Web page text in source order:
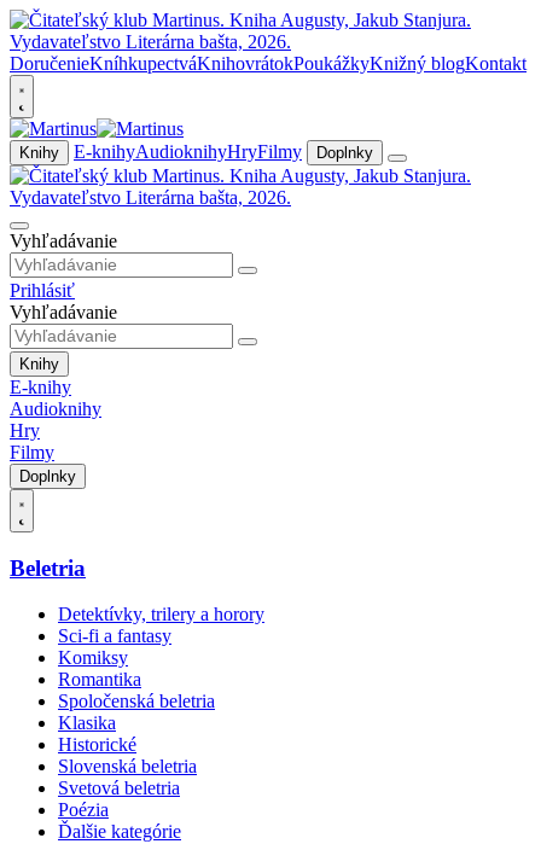
DoručenieKníhkupectváKnihovrátokPoukážkyKnižný blogKontakt
Knihy E-knihyAudioknihyHryFilmy Doplnky
Vyhľadávanie
Prihlásiť
Vyhľadávanie
Knihy
E-knihy
Audioknihy
Hry
Filmy
Doplnky
Beletria
Detektívky, trilery a horory
Sci-fi a fantasy
Komiksy
Romantika
Spoločenská beletria
Klasika
Historické
Slovenská beletria
Svetová beletria
Poézia
Ďalšie kategórie